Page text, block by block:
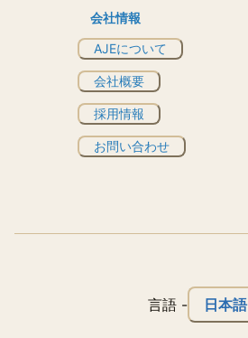
会社情報
AJEについて
会社概要
採用情報
お問い合わせ
言語 - 日本語